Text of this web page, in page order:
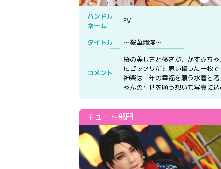
ハンドル
ネーム
EV
タイトル ～桜華爛漫～
コメント
桜の美しさと儚さが、かすみち
にピッタリだと思い撮った一枚
神楽は一年の幸福を願う水着と
ゃんの幸せを願う想いも写真に